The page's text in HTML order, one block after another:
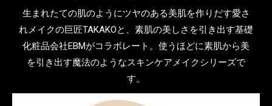
生まれたての肌のようにツヤのある美肌を作りだす愛さ
れメイクの巨匠TAKAKOと、素肌の美しさを引き出す基礎
化粧品会社EBMがコラボレート。使うほどに素肌から美
を引き出す魔法のようなスキンケアメイクシリーズで
す。